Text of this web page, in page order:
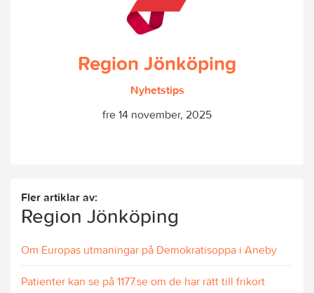
Region Jönköping
Nyhetstips
fre 14 november, 2025
Fler artiklar av:
Region Jönköping
Om Europas utmaningar på Demokratisoppa i Aneby
Patienter kan se på 1177.se om de har rätt till frikort